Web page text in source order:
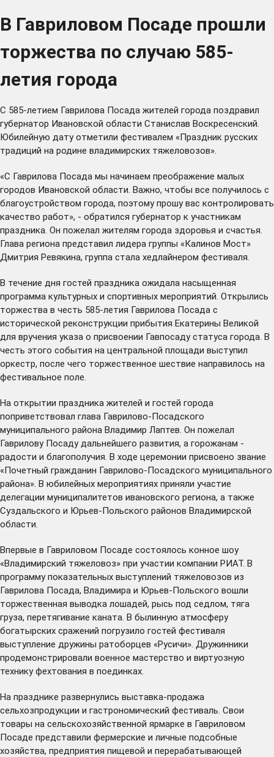
В Гавриловом Посаде прошли
торжества по случаю 585-
летия города
С 585-летием Гаврилова Посада жителей города поздравил
губернатор Ивановской области Станислав Воскресенский.
Юбилейную дату отметили фестивалем «Праздник русских
традиций на родине владимирских тяжеловозов».
«С Гаврилова Посада мы начинаем преображение малых
городов Ивановской области. Важно, чтобы все получилось с
благоустройством города, поэтому прошу вас контролировать
качество работ», - обратился губернатор к участникам
праздника. Он пожелал жителям города здоровья и счастья.
Глава региона представил лидера группы «Калинов Мост»
Дмитрия Ревякина, группа стала хедлайнером фестиваля.
В течение дня гостей праздника ожидала насыщенная
программа культурных и спортивных мероприятий. Открылись
торжества в честь 585-летия Гаврилова Посада с
исторической реконструкции прибытия Екатерины Великой
для вручения указа о присвоении Гавпосаду статуса города. В
честь этого события на центральной площади выступил
оркестр, после чего торжественное шествие направилось на
фестивальное поле.
На открытии праздника жителей и гостей города
поприветствовал глава Гаврилово-Посадского
муниципального района Владимир Лаптев. Он пожелал
Гаврилову Посаду дальнейшего развития, а горожанам -
радости и благополучия. В ходе церемонии присвоено звание
«Почетный гражданин Гаврилово-Посадского муниципального
района». В юбилейных мероприятиях приняли участие
делегации муниципалитетов ивановского региона, а также
Суздальского и Юрьев-Польского районов Владимирской
области.
Впервые в Гавриловом Посаде состоялось конное шоу
«Владимирский тяжеловоз» при участии компании РИАТ. В
программу показательных выступлений тяжеловозов из
Гаврилова Посада, Владимира и Юрьев-Польского вошли
торжественная выводка лошадей, рысь под седлом, тяга
груза, перетягивание каната. В былинную атмосферу
богатырских сражений погрузило гостей фестиваля
выступление дружины ратоборцев «Русичи». Дружинники
продемонстрировали военное мастерство и виртуозную
технику фехтования в поединках.
На празднике развернулись выставка-продажа
сельхозпродукции и гастрономический фестиваль. Свои
товары на сельскохозяйственной ярмарке в Гавриловом
Посаде представили фермерские и личные подсобные
хозяйства, предприятия пищевой и перерабатывающей